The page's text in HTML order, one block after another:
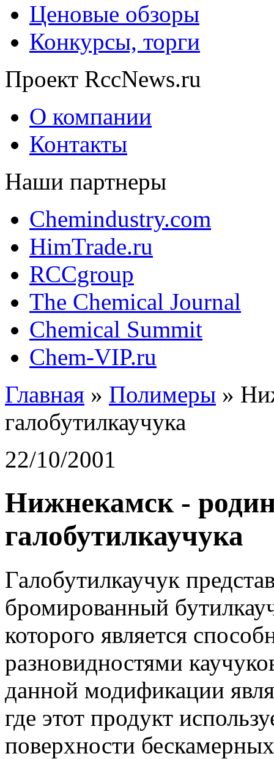
Ценовые обзоры
Конкурсы, торги
Проект RccNews.ru
О компании
Контакты
Наши партнеры
Chemindustry.com
HimTrade.ru
RCCgroup
The Chemical Journal
Chemical Summit
Chem-VIP.ru
Главная » Полимеры »
галобутилкаучука
22/10/2001
Нижнекамск -
галобутилкаучука
Галобутилкаучук
бромированный
которого является
разновидностями
данной модификации
где этот продукт
поверхности